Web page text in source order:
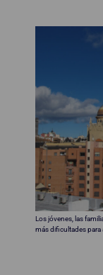
Los jóvenes, las
más dificultades para